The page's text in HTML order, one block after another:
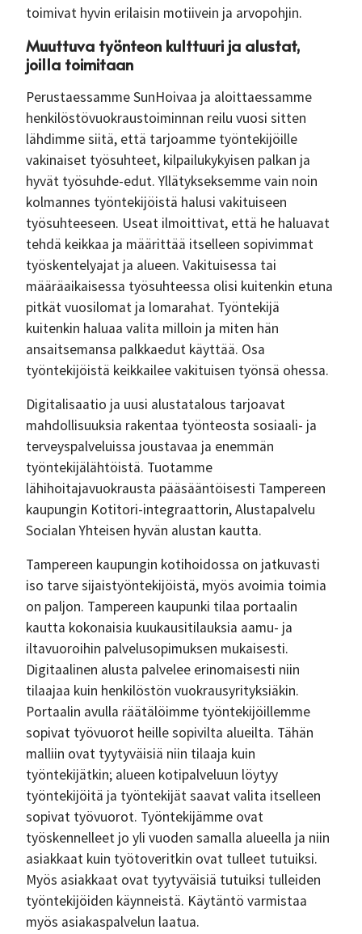
toimivat hyvin erilaisin motiivein ja arvopohjin.
Muuttuva työnteon kulttuuri ja alustat,
joilla toimitaan
Perustaessamme SunHoivaa ja aloittaessamme
henkilöstövuokraustoiminnan reilu vuosi sitten
lähdimme siitä, että tarjoamme työntekijöille
vakinaiset työsuhteet, kilpailukykyisen palkan ja
hyvät työsuhde-edut. Yllätykseksemme vain noin
kolmannes työntekijöistä halusi vakituiseen
työsuhteeseen. Useat ilmoittivat, että he haluavat
tehdä keikkaa ja määrittää itselleen sopivimmat
työskentelyajat ja alueen. Vakituisessa tai
määräaikaisessa työsuhteessa olisi kuitenkin etuna
pitkät vuosilomat ja lomarahat. Työntekijä
kuitenkin haluaa valita milloin ja miten hän
ansaitsemansa palkkaedut käyttää. Osa
työntekijöistä keikkailee vakituisen työnsä ohessa.
Digitalisaatio ja uusi alustatalous tarjoavat
mahdollisuuksia rakentaa työnteosta sosiaali- ja
terveyspalveluissa joustavaa ja enemmän
työntekijälähtöistä. Tuotamme
lähihoitajavuokrausta pääsääntöisesti Tampereen
kaupungin Kotitori-integraattorin, Alustapalvelu
Socialan Yhteisen hyvän alustan kautta.
Tampereen kaupungin kotihoidossa on jatkuvasti
iso tarve sijaistyöntekijöistä, myös avoimia toimia
on paljon. Tampereen kaupunki tilaa portaalin
kautta kokonaisia kuukausitilauksia aamu- ja
iltavuoroihin palvelusopimuksen mukaisesti.
Digitaalinen alusta palvelee erinomaisesti niin
tilaajaa kuin henkilöstön vuokrausyrityksiäkin.
Portaalin avulla räätälöimme työntekijöillemme
sopivat työvuorot heille sopivilta alueilta. Tähän
malliin ovat tyytyväisiä niin tilaaja kuin
työntekijätkin; alueen kotipalveluun löytyy
työntekijöitä ja työntekijät saavat valita itselleen
sopivat työvuorot. Työntekijämme ovat
työskennelleet jo yli vuoden samalla alueella ja niin
asiakkaat kuin työtoveritkin ovat tulleet tutuiksi.
Myös asiakkaat ovat tyytyväisiä tutuiksi tulleiden
työntekijöiden käynneistä. Käytäntö varmistaa
myös asiakaspalvelun laatua.